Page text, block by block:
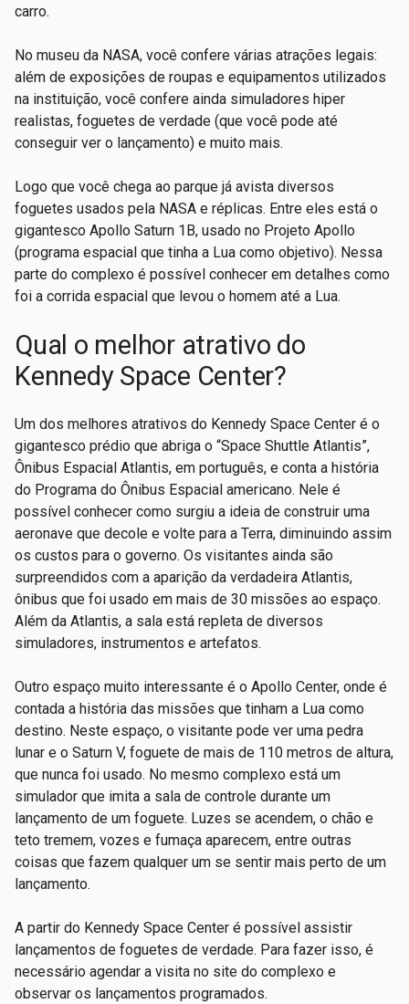
carro.
No museu da NASA, você confere várias atrações legais:
além de exposições de roupas e equipamentos utilizados
na instituição, você confere ainda simuladores hiper
realistas, foguetes de verdade (que você pode até
conseguir ver o lançamento) e muito mais.
Logo que você chega ao parque já avista diversos
foguetes usados pela NASA e réplicas. Entre eles está o
gigantesco Apollo Saturn 1B, usado no Projeto Apollo
(programa espacial que tinha a Lua como objetivo). Nessa
parte do complexo é possível conhecer em detalhes como
foi a corrida espacial que levou o homem até a Lua.
Qual o melhor atrativo do
Kennedy Space Center?
Um dos melhores atrativos do Kennedy Space Center é o
gigantesco prédio que abriga o “Space Shuttle Atlantis”,
Ônibus Espacial Atlantis, em português, e conta a história
do Programa do Ônibus Espacial americano. Nele é
possível conhecer como surgiu a ideia de construir uma
aeronave que decole e volte para a Terra, diminuindo assim
os custos para o governo. Os visitantes ainda são
surpreendidos com a aparição da verdadeira Atlantis,
ônibus que foi usado em mais de 30 missões ao espaço.
Além da Atlantis, a sala está repleta de diversos
simuladores, instrumentos e artefatos.
Outro espaço muito interessante é o Apollo Center, onde é
contada a história das missões que tinham a Lua como
destino. Neste espaço, o visitante pode ver uma pedra
lunar e o Saturn V, foguete de mais de 110 metros de altura,
que nunca foi usado. No mesmo complexo está um
simulador que imita a sala de controle durante um
lançamento de um foguete. Luzes se acendem, o chão e
teto tremem, vozes e fumaça aparecem, entre outras
coisas que fazem qualquer um se sentir mais perto de um
lançamento.
A partir do Kennedy Space Center é possível assistir
lançamentos de foguetes de verdade. Para fazer isso, é
necessário agendar a visita no site do complexo e
observar os lançamentos programados.